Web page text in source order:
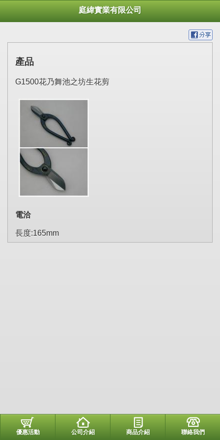
庭緯實業有限公司
產品
G1500花乃舞池之坊生花剪
電洽
長度:165mm
優惠活動 公司介紹 商品介紹 聯絡我們